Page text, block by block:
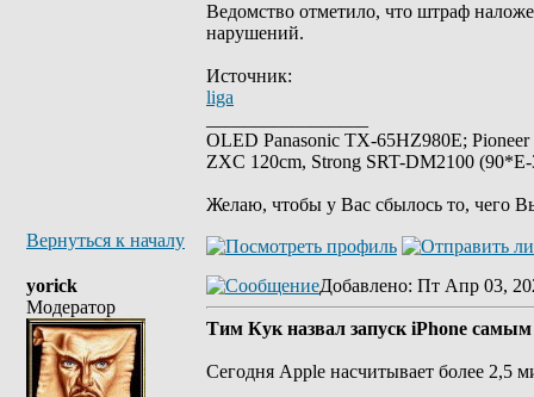
Ведомство отметило, что штраф
нарушений.
Источник:
liga
OLED Panasonic TX-65HZ980E;
ZXC 120cm, Strong SRT-DM2100
Желаю, чтобы у Вас сбылось то, чего
Вернуться к началу
yorick
Модератор
Добавлено: Пт Апр 03,
Тим Кук назвал запуск iPhone
Сегодня Apple насчитывает более 2,5